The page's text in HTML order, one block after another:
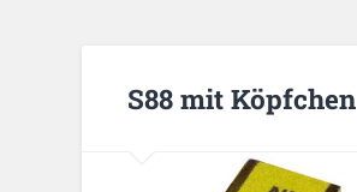
S88 mit Köpfchen